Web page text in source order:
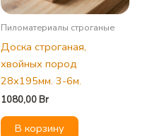
Пиломатериалы строганые
Доска строганая,
хвойных пород
28х195мм. 3-6м.
1080,00Br
В корзину